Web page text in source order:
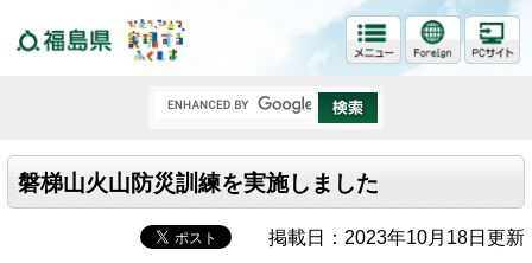
磐梯山火山防災訓練を実施しました
掲載日：2023年10月18日更新